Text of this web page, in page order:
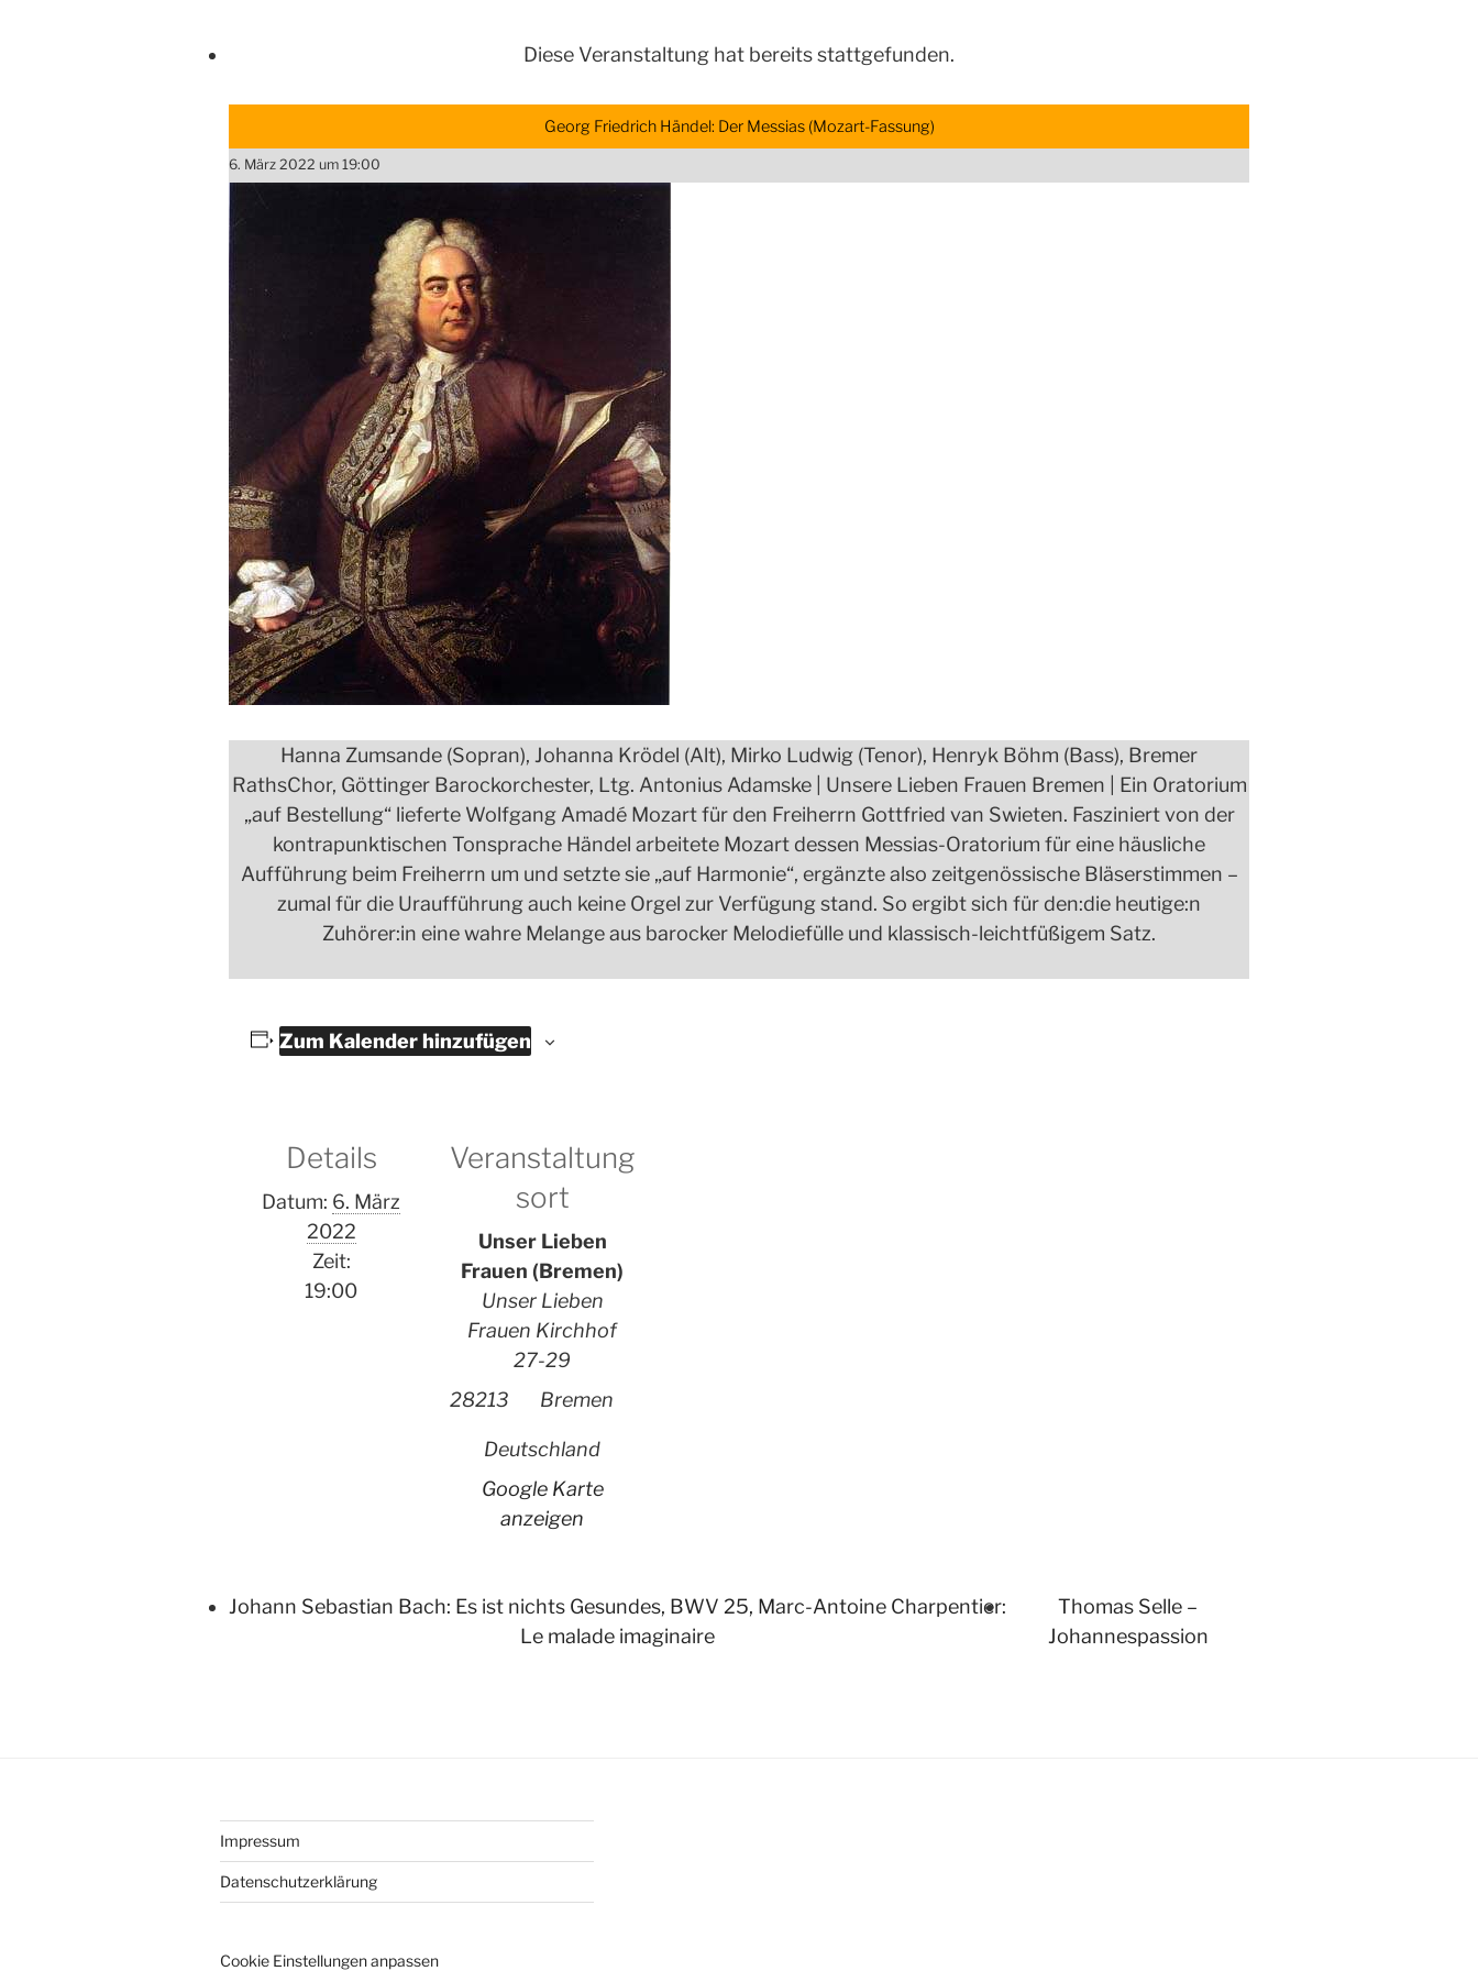
Diese Veranstaltung hat bereits stattgefunden.
Georg Friedrich Händel: Der Messias (Mozart-Fassung)
6. März 2022 um 19:00
Hanna Zumsande (Sopran), Johanna Krödel (Alt), Mirko Ludwig (Tenor), Henryk Böhm (Bass), Bremer
RathsChor, Göttinger Barockorchester, Ltg. Antonius Adamske | Unsere Lieben Frauen Bremen | Ein Oratorium
„auf Bestellung“ lieferte Wolfgang Amadé Mozart für den Freiherrn Gottfried van Swieten. Fasziniert von der
kontrapunktischen Tonsprache Händel arbeitete Mozart dessen Messias-Oratorium für eine häusliche
Aufführung beim Freiherrn um und setzte sie „auf Harmonie“, ergänzte also zeitgenössische Bläserstimmen –
zumal für die Uraufführung auch keine Orgel zur Verfügung stand. So ergibt sich für den:die heutige:n
Zuhörer:in eine wahre Melange aus barocker Melodiefülle und klassisch-leichtfüßigem Satz.
Zum Kalender hinzufügen
Details
Datum: 6. März
2022
Zeit:
19:00
Veranstaltung
sort
Unser Lieben
Frauen (Bremen)
Unser Lieben
Frauen Kirchhof
27-29
Bremen
28213
Deutschland
Google Karte
anzeigen
Johann Sebastian Bach: Es ist nichts Gesundes, BWV 25, Marc-Antoine Charpentier:
Le malade imaginaire
Thomas Selle –
Johannespassion
Impressum
Datenschutzerklärung
Cookie Einstellungen anpassen